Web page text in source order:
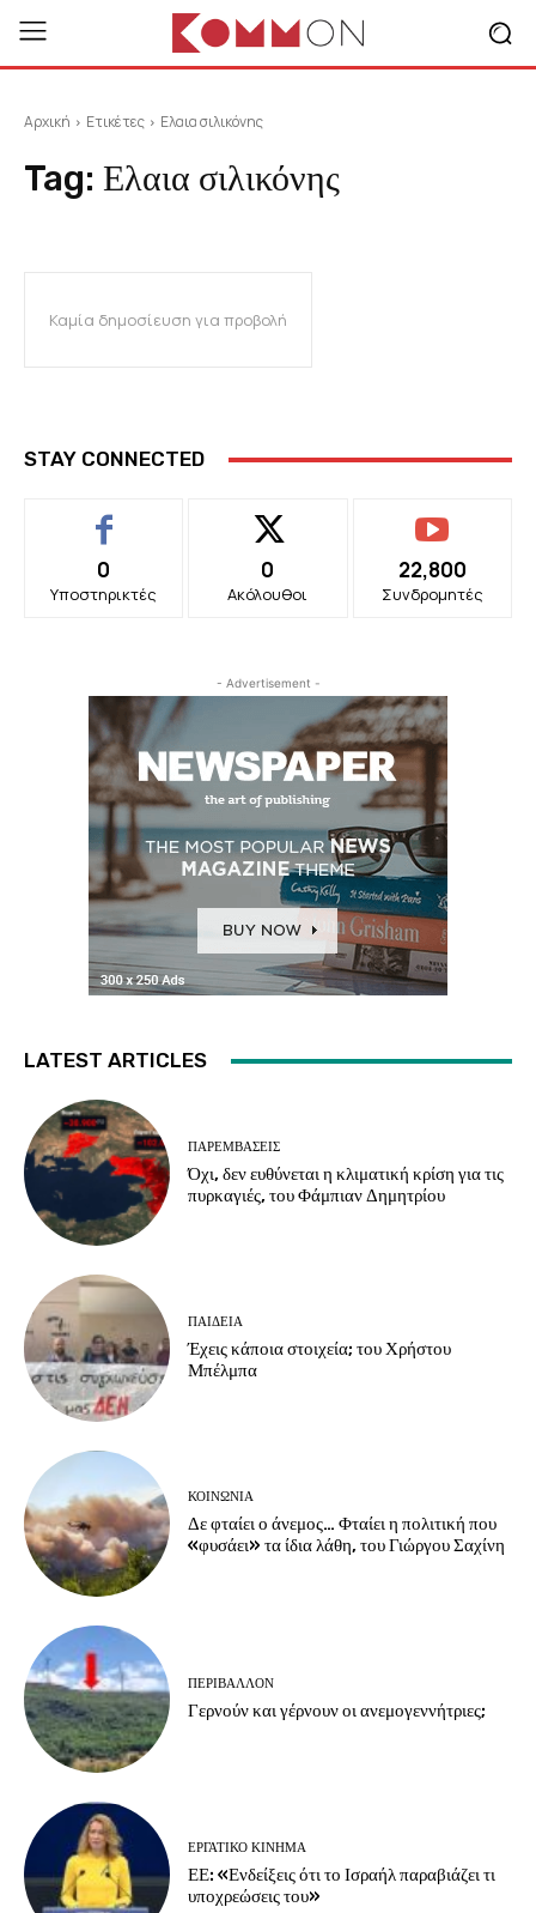
Αρχική Ετικέτες Ελαια σιλικόνης
Tag: Ελαια σιλικόνης
Καμία δημοσίευση για προβολή
STAY CONNECTED
0
Υποστηρικτές
0
Ακόλουθοι
22,800
Συνδρομητές
- Advertisement -
LATEST ARTICLES
ΠΑΡΕΜΒΑΣΕΙΣ
Όχι, δεν ευθύνεται η κλιματική κρίση για τις
πυρκαγιές, του Φάμπιαν Δημητρίου
ΠΑΙΔΕΙΑ
Έχεις κάποια στοιχεία; του Χρήστου
Μπέλμπα
ΚΟΙΝΩΝΙΑ
Δε φταίει ο άνεμος… Φταίει η πολιτική που
«φυσάει» τα ίδια λάθη, του Γιώργου Σαχίνη
ΠΕΡΙΒΆΛΛΟΝ
Γερνούν και γέρνουν οι ανεμογεννήτριες;
ΕΡΓΑΤΙΚΟ ΚΙΝΗΜΑ
ΕΕ: «Ενδείξεις ότι το Ισραήλ παραβιάζει τι
υποχρεώσεις του»